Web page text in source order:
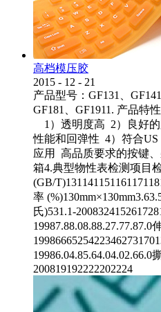
高档模压胶
2015 - 12 - 21
产品型号：GF131、
GF181、
1）透明度高 2）良好
性能和回弹性 4）符合
应用 高品质要求的按键
箱4.典型物性表检测项目
(GB/
率
氏)531.1-
19987.88.08.88.27.77.87.0
19986.04.85.64.04.02.66.0
200819192222202224